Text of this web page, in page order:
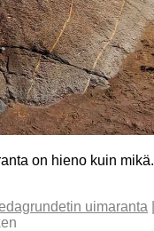
on hieno kuin
uimaranta